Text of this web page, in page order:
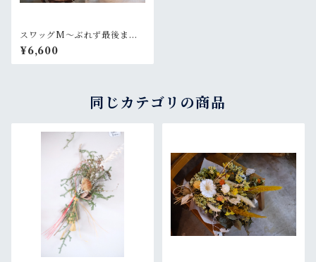
スワッグM〜ぶれず最後まで
やりきるひと
¥6,600
同じカテゴリの商品